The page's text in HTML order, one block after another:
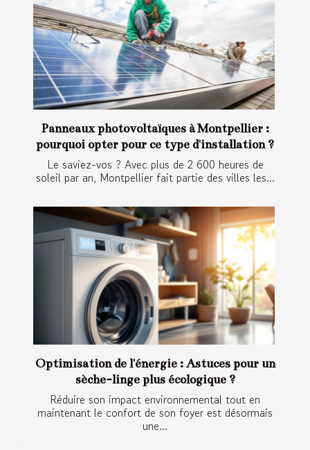
Panneaux photovoltaïques à Montpellier :
pourquoi opter pour ce type d'installation ?
Le saviez-vos ? Avec plus de 2 600 heures de
soleil par an, Montpellier fait partie des villes les...
Optimisation de l'énergie : Astuces pour un
sèche-linge plus écologique ?
Réduire son impact environnemental tout en
maintenant le confort de son foyer est désormais
une...